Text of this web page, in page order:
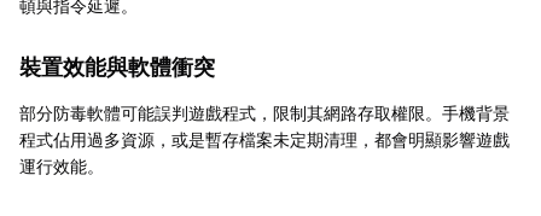
頓與指令延遲。
裝置效能與軟體衝突
部分防毒軟體可能誤判遊戲程式，限制其網路存取權限。手機背景
程式佔用過多資源，或是暫存檔案未定期清理，都會明顯影響遊戲
運行效能。